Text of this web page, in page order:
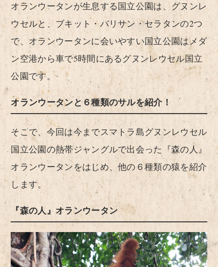
オランウータンが生息する国立公園は、グヌンレ
ウセルと、ブキット・バリサン・セラタンの2つ
で、オランウータンに会いやすい国立公園はメダ
ン空港から車で5時間にあるグヌンレウセル国立
公園です。
オランウータンと６種類のサルを紹介！
そこで、今回は今までスマトラ島グヌンレウセル
国立公園の熱帯ジャングルで出会った『森の人』
オランウータンをはじめ、他の６種類の猿を紹介
します。
『森の人』オランウータン